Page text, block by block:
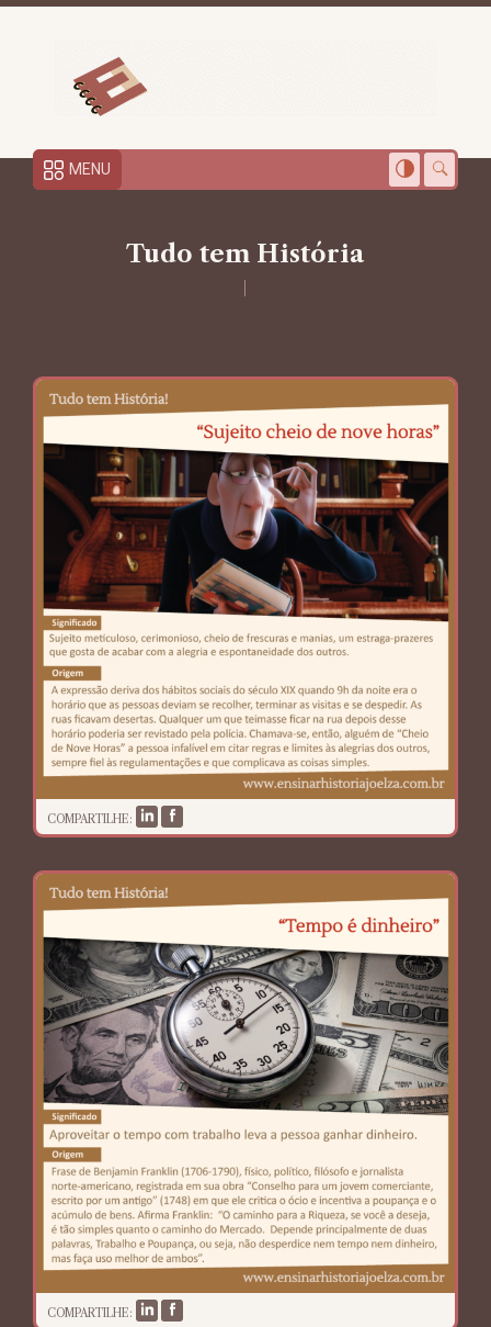
MENU
Tudo tem História
COMPARTILHE:
COMPARTILHE: